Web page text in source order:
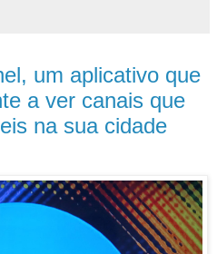
um aplicativo que
a ver canais que
na sua cidade